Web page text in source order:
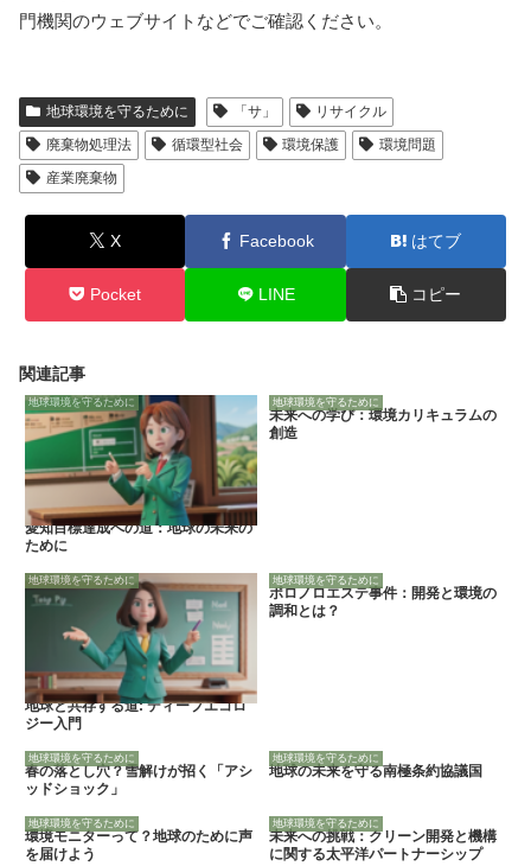
門機関のウェブサイトなどでご確認ください。
地球環境を守るために 「サ」
リサイクル
廃棄物処理法
循環型社会 環境保護
環境問題
産業廃棄物
X Facebook はてブ
Pocket LINE コピー
関連記事
地球環境を守るために
愛知目標達成への道：地球の未来の
ために
地球環境を守るために
未来への学び：環境カリキュラムの
創造
地球環境を守るために
地球と共存する道: ディープエコロ
ジー入門
地球環境を守るために
ポロノロエステ事件：開発と環境の
調和とは？
地球環境を守るために
春の落とし穴？雪解けが招く「アシ
ッドショック」
地球環境を守るために
地球の未来を守る南極条約協議国
地球環境を守るために
環境モニターって？地球のために声
を届けよう
地球環境を守るために
未来への挑戦：クリーン開発と機構
に関する太平洋パートナーシップ